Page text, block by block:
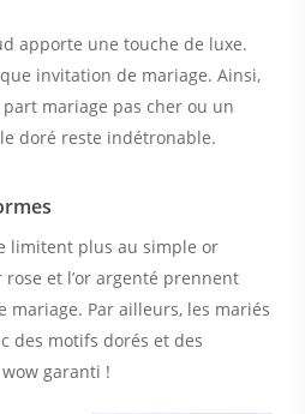
apporte une touche de luxe.
invitation de mariage. Ainsi,
mariage pas cher ou un
doré reste indétronable.
limitent plus au simple or
rose et l’or argenté prennent
mariage. Par ailleurs, les mariés
des motifs dorés et des
garanti !